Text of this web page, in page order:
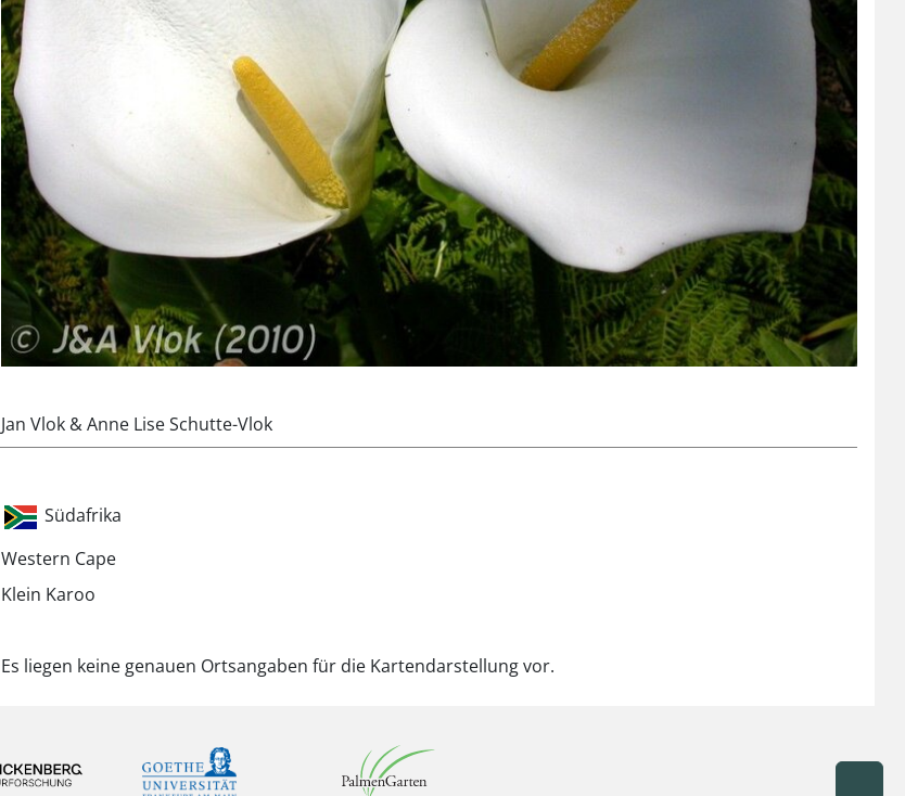
Jan Vlok & Anne Lise Schutte-Vlok
Südafrika
Western Cape
Klein Karoo
Es liegen keine genauen Ortsangaben für die Kartendarstellung vor.